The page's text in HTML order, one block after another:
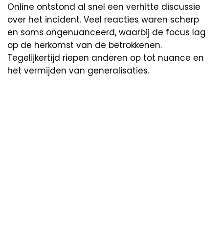
Online ontstond al snel een verhitte discussie
over het incident. Veel reacties waren scherp
en soms ongenuanceerd, waarbij de focus lag
op de herkomst van de betrokkenen.
Tegelijkertijd riepen anderen op tot nuance en
het vermijden van generalisaties.